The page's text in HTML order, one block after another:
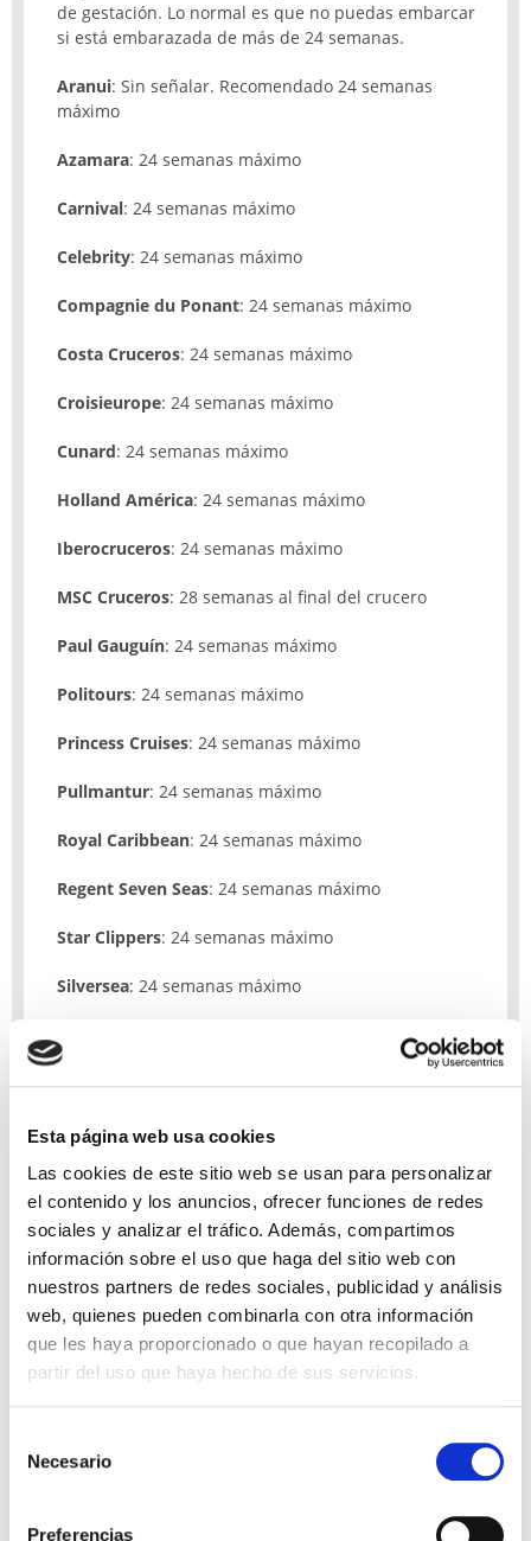
Esta página web usa cookies
Las cookies de este sitio web se usan para personalizar
el contenido y los anuncios, ofrecer funciones de redes
sociales y analizar el tráfico. Además, compartimos
información sobre el uso que haga del sitio web con
nuestros partners de redes sociales, publicidad y análisis
web, quienes pueden combinarla con otra información
que les haya proporcionado o que hayan recopilado a
partir del uso que haya hecho de sus servicios.
Necesario
Preferencias
de gestación. Lo normal es que no puedas embarcar
si está embarazada de más de 24 semanas.
Aranui: Sin señalar. Recomendado 24 semanas
máximo
Azamara: 24 semanas máximo
Carnival: 24 semanas máximo
Celebrity: 24 semanas máximo
Compagnie du Ponant: 24 semanas máximo
Costa Cruceros: 24 semanas máximo
Croisieurope: 24 semanas máximo
Cunard: 24 semanas máximo
Holland América: 24 semanas máximo
Iberocruceros: 24 semanas máximo
MSC Cruceros: 28 semanas al final del crucero
Paul Gauguín: 24 semanas máximo
Politours: 24 semanas máximo
Princess Cruises: 24 semanas máximo
Pullmantur: 24 semanas máximo
Royal Caribbean: 24 semanas máximo
Regent Seven Seas: 24 semanas máximo
Star Clippers: 24 semanas máximo
Silversea: 24 semanas máximo
DESEMBARCAR DE UN CRUCERO
Normalmente el embarque empieza con unas cuatro
horas de antelación a que el barco zarpe. La hora
estará indicada en el billete. La facturación del
equipaje como máximo dos horas antes de que salga
el barco.
Te darán unas etiquetas para que se las pongas al
entrega de las tarjetas de embarque. Los pasajeros
de las suites tienen prioridad. Para el desembarque
estar etiquetado. Recomendamos llevar un equipaje